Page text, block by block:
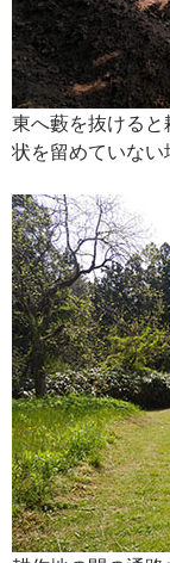
東へ藪を抜ける
状を留めていない